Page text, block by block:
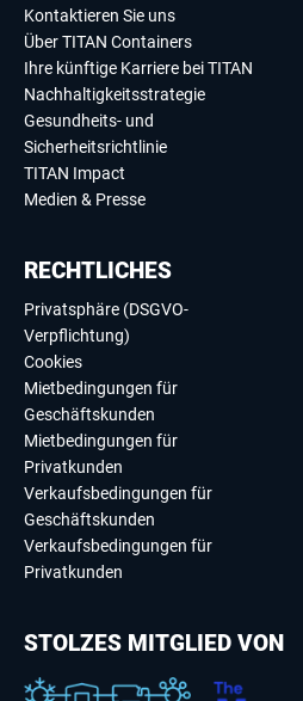
Kontaktieren Sie uns
Über TITAN Containers
Ihre künftige Karriere bei TITAN
Nachhaltigkeitsstrategie
Gesundheits- und
Sicherheitsrichtlinie
TITAN Impact
Medien & Presse
RECHTLICHES
Privatsphäre (DSGVO-
Verpflichtung)
Cookies
Mietbedingungen für
Geschäftskunden
Mietbedingungen für
Privatkunden
Verkaufsbedingungen für
Geschäftskunden
Verkaufsbedingungen für
Privatkunden
STOLZES MITGLIED VON